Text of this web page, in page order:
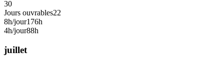
30
Jours ouvrables22
8h/jour176h
4h/jour88h
juillet